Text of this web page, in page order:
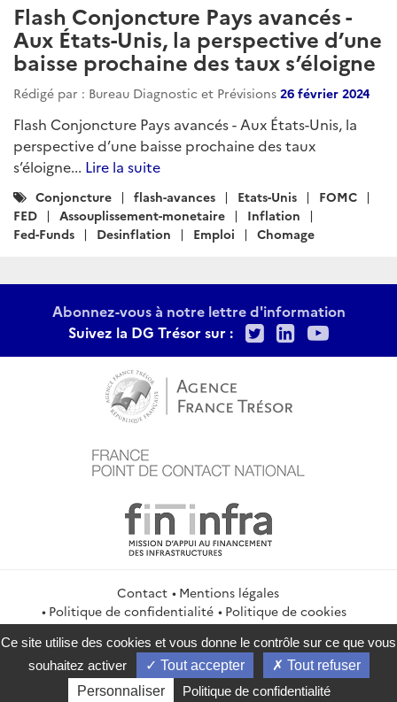
Flash Conjoncture Pays avancés -
Aux États-Unis, la perspective d’une
baisse prochaine des taux s’éloigne
Rédigé par : Bureau Diagnostic et Prévisions 26 février 2024
Flash Conjoncture Pays avancés - Aux États-Unis, la
perspective d’une baisse prochaine des taux
s’éloigne... Lire la suite
Catégories
:
Conjoncture flash-avances Etats-Unis
FOMC
FED
Assouplissement-monetaire
Inflation
Fed-Funds
Desinflation Emploi Chomage
Abonnez-vous à notre lettre d'information
Suivez la DG Trésor sur :
TwitterLinkedIn
Contact
Mentions légales
Politique de confidentialité
Politique de cookies
Gestion des cookies
Flux RSS
service-public.gouv.fr
legifrance.gouv.fr
info.gouv.fr
data.gouv.fr
Ce site utilise des cookies et vous donne le contrôle sur ce que vous
souhaitez activer
Tout accepter
Tout refuser
Personnaliser
Politique de confidentialité